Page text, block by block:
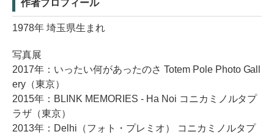
作者プロフィール
1978年 埼玉県生まれ
写真展
2017年：いったい何があったのさ Totem Pole Photo Gall
ery（東京）
2015年：BLINK MEMORIES - Ha Noi コニカミノルタプ
ラザ（東京）
2013年：Delhi（フォト・プレミオ） コニカミノルタプ